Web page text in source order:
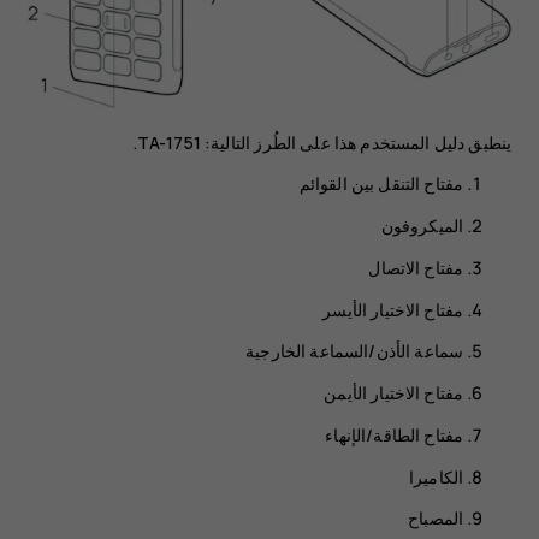
ينطبق دليل المستخدم هذا على الطُرز التالية: ‏TA-1751‏.
مفتاح التنقل بين القوائم
الميكروفون
مفتاح الاتصال
مفتاح الاختيار الأيسر
سماعة الأذن/السماعة الخارجية
مفتاح الاختيار الأيمن
مفتاح الطاقة/الإنهاء
الكاميرا
المصباح